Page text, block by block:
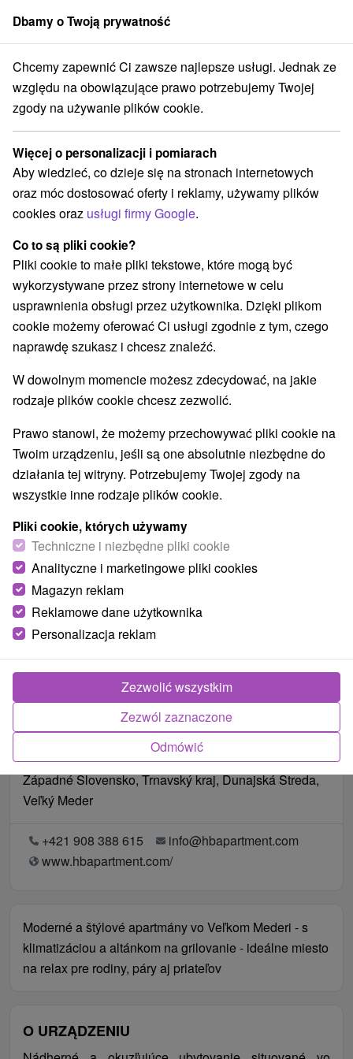
członek grupySorger
Trnavský kraj Veľký Meder HB Apartments Veľký Meder
HB Apartments Veľký Meder
Veľký Meder
REZERWACJA I WYBÓR OFERTY
Skontaktuj się bezpośrednio z właścicielem.
Przejdź do lokalizacji
O URZĄDZENIA SPRZĘT
Lokalizacja
Západné Slovensko, Trnavský kraj, Dunajská Streda,
Veľký Meder
+421 908 388 615
info@hbapartment.com
www.hbapartment.com/
Moderné a štýlové apartmány vo Veľkom Mederi - s
klimatizáciou a altánkom na grilovanie - ideálne miesto
na relax pre rodiny, páry aj priateľov
O URZĄDZENIU
Dbamy o Twoją prywatność
Chcemy zapewnić Ci zawsze najlepsze usługi. Jednak ze
względu na obowiązujące prawo potrzebujemy Twojej
zgody na używanie plików cookie.
Więcej o personalizacji i pomiarach
Aby wiedzieć, co dzieje się na stronach internetowych
oraz móc dostosować oferty i reklamy, używamy plików
cookies oraz usługi firmy Google.
Co to są pliki cookie?
Pliki cookie to małe pliki tekstowe, które mogą być
wykorzystywane przez strony internetowe w celu
usprawnienia obsługi przez użytkownika. Dzięki plikom
cookie możemy oferować Ci usługi zgodnie z tym, czego
naprawdę szukasz i chcesz znaleźć.
W dowolnym momencie możesz zdecydować, na jakie
rodzaje plików cookie chcesz zezwolić.
Prawo stanowi, że możemy przechowywać pliki cookie na
Twoim urządzeniu, jeśli są one absolutnie niezbędne do
działania tej witryny. Potrzebujemy Twojej zgody na
wszystkie inne rodzaje plików cookie.
Pliki cookie, których używamy
Techniczne i niezbędne pliki cookie
Analityczne i marketingowe pliki cookies
Magazyn reklam
Reklamowe dane użytkownika
Personalizacja reklam
Odmówić
Zezwól zaznaczone
Zezwolić wszystkim